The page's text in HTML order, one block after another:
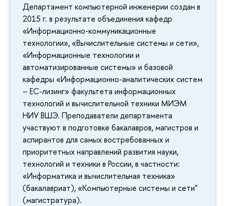
Департамент компьютерной инженерии создан в
2015 г. в результате объединения кафедр
«Информационно-коммуникационные
технологии», «Вычислительные системы и сети»,
«Информационные технологии и
автоматизированные системы» и базовой
кафедры «Информационно-аналитических систем
– ЕС-лизинг» факультета информационных
технологий и вычислительной техники МИЭМ
НИУ ВШЭ. Преподаватели департамента
участвуют в подготовке бакалавров, магистров и
аспирантов для самых востребованных и
приоритетных направлений развития науки,
технологий и техники в России, в частности:
«Информатика и вычислительная техника»
(бакалавриат), «Компьютерные системы и сети"
(магистратура).